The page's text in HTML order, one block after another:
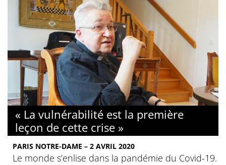
« La vulnérabilité est la première
leçon de cette crise »
PARIS NOTRE-DAME – 2 AVRIL 2020
Le monde s’enlise dans la pandémie du Covid-19.